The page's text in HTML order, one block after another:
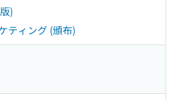
)
ティング (頒布)